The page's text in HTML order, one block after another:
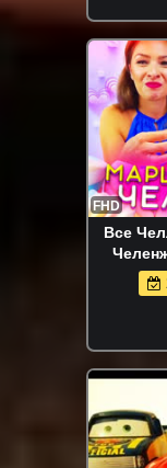
FHD
Все
Челлендж, Блинный